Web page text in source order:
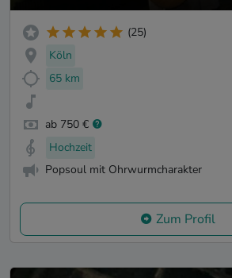
(25)
Köln
65 km
ab 750 €
Hochzeit
Popsoul mit Ohrwurmcharakter
Zum Profil